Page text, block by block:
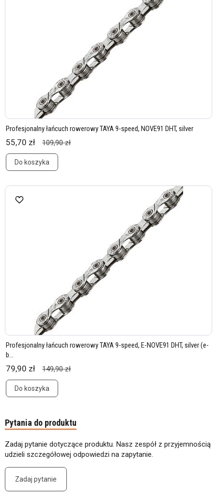
Profesjonalny łańcuch rowerowy TAYA 9-speed, NOVE91 DHT, silver
55,70 zł 109,90 zł
Do koszyka
Profesjonalny łańcuch rowerowy TAYA 9-speed, E-NOVE91 DHT, silver (e-
b...
79,90 zł 149,90 zł
Do koszyka
Pytania do produktu
Zadaj pytanie dotyczące produktu. Nasz zespół z przyjemnością
udzieli szczegółowej odpowiedzi na zapytanie.
Zadaj pytanie